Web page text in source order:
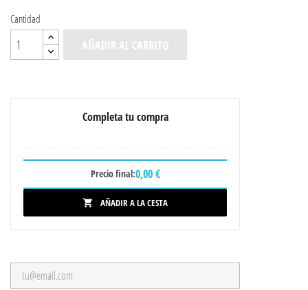
Cantidad
AÑADIR AL CARRITO
Completa tu compra
Precio final:0,00 €
 AÑADIR A LA CESTA